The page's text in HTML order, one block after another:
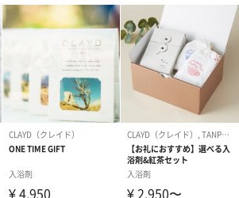
た季節。
肌を鎮静して美白する効果があり、
ためダイエットへのサポートなどにも効果
お子さんが、クレイパックをすることで
体験談なども最近目にしております。